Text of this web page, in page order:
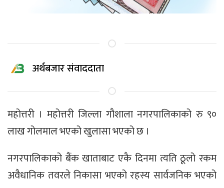
अर्थबजार संवाददाता
महोत्तरी । महोत्तरी जिल्ला गौशाला नगरपालिकाको रु ९०
लाख गोलमाल भएको खुलासा भएको छ ।
नगरपालिकाको बैंक खाताबाट एकै दिनमा त्यति ठूलो रकम
अवैधानिक तवरले निकासा भएको रहस्य सार्वजनिक भएको